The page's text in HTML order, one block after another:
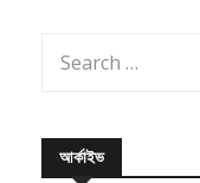
আর্কাইভ